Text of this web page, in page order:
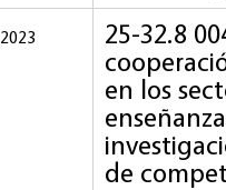
2023
25-32.8
en los
de